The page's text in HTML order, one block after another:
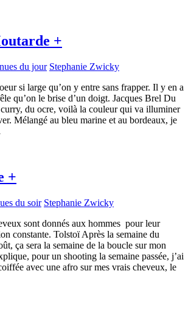
+
du jour Stephanie Zwicky
si large qu’on y entre sans frapper. Il y en a
qu’on le brise d’un doigt. Jacques Brel Du
du ocre, voilà la couleur qui va illuminer
Mélangé au bleu marine et au bordeaux, je
+
du soir Stephanie Zwicky
sont donnés aux hommes pour leur
constante. Tolstoï Après la semaine du
ça sera la semaine de la boucle sur mon
pour un shooting la semaine passée, j’ai
avec une afro sur mes vrais cheveux, le